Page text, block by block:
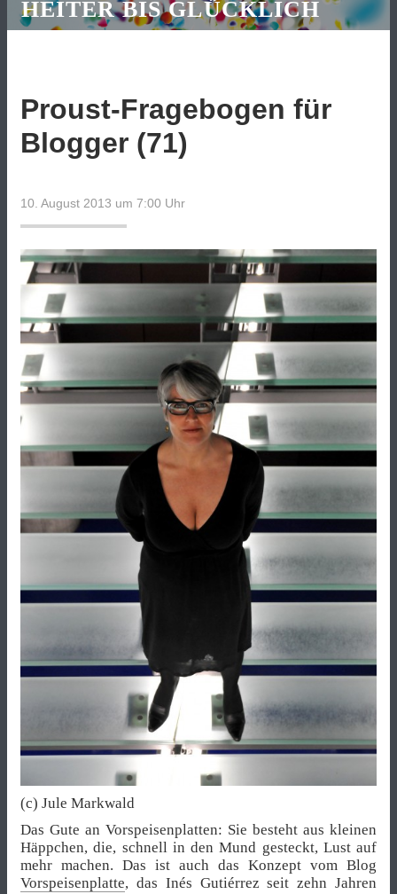
HEITER BIS GLÜCKLICH
Proust-Fragebogen für
Blogger (71)
10. August 2013 um 7:00 Uhr
(c) Jule Markwald
Das Gute an Vorspeisenplatten: Sie besteht aus kleinen
Häppchen, die, schnell in den Mund gesteckt, Lust auf
mehr machen. Das ist auch das Konzept vom Blog
Vorspeisenplatte, das Inés Gutiérrez seit zehn Jahren